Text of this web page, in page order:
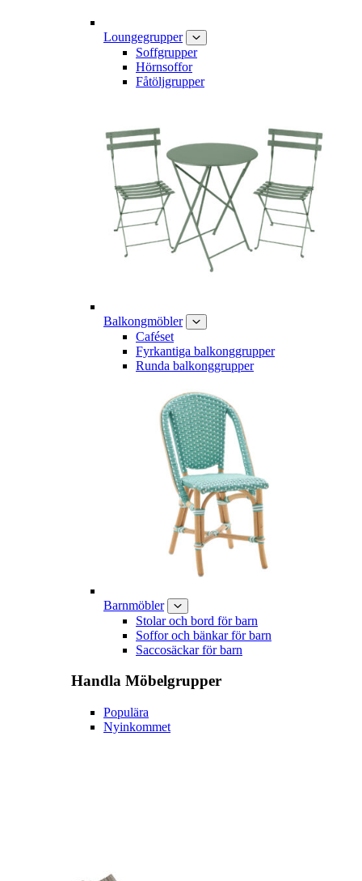
Loungegrupper
Soffgrupper
Hörnsoffor
Fåtöljgrupper
Balkongmöbler
Caféset
Fyrkantiga balkonggrupper
Runda balkonggrupper
Barnmöbler
Stolar och bord för barn
Soffor och bänkar för barn
Saccosäckar för barn
Handla Möbelgrupper
Populära
Nyinkommet